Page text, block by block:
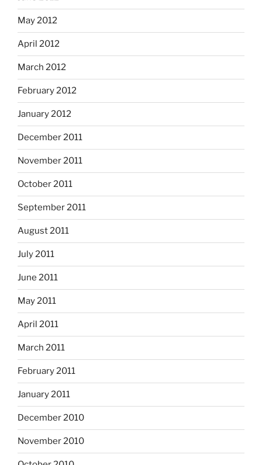
May 2012
April 2012
March 2012
February 2012
January 2012
December 2011
November 2011
October 2011
September 2011
August 2011
July 2011
June 2011
May 2011
April 2011
March 2011
February 2011
January 2011
December 2010
November 2010